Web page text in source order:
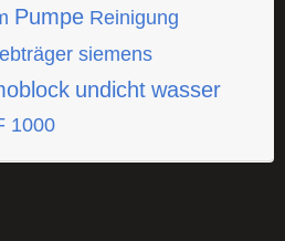
Pumpe Reinigung
siemens
undicht wasser
1000